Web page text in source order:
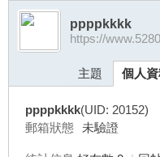
台›
ppppkkkk
https://
主題 個人
ppppkkkk(UID: 20152)
郵箱狀態 未驗證